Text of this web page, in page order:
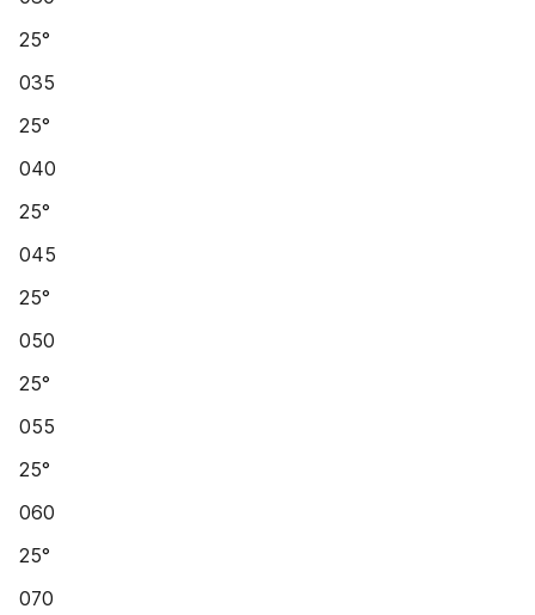
25°
035
25°
040
25°
045
25°
050
25°
055
25°
060
25°
070